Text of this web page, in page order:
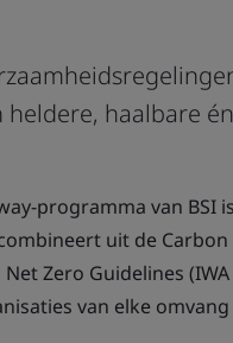
heldere, haalbare
programma van BSI
uit de
Net Zero Guidelines
van elke omvang